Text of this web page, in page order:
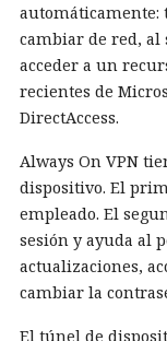
automáticamente:
cambiar de red, al
acceder a un
recientes de
DirectAccess.
Always On VPN
dispositivo. El
empleado. El
sesión y ayuda al
actualizaciones,
cambiar la
El túnel de